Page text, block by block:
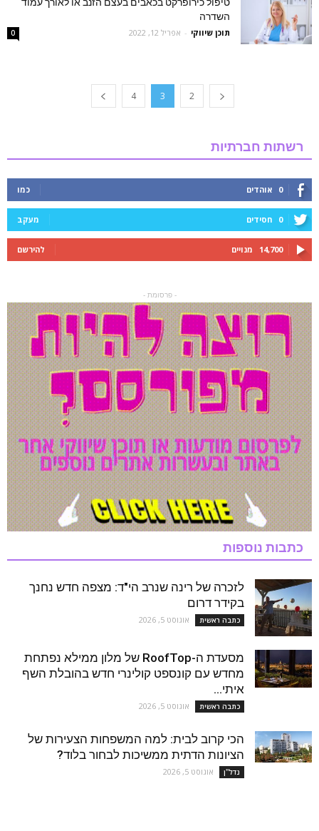
השדרה
תוכן שיווקי - אפריל 12, 2022 0
2
3
4
רשתות חברתיות
0 אוהדים כמו
0 חסידים מעקב
14,700 מנויים להירשם
- פרסומת -
כתבות נוספות
לזכרה של רינה שנרב הי"ד: מצפה חדש נחנך
בקידר דרום
כתבה ראשית אוגוסט 5, 2026
מסעדת ה-RoofTop של מלון ממילא נפתחת
מחדש עם קונספט קולינרי חדש בהובלת השף
איתי...
כתבה ראשית אוגוסט 5, 2026
הכי קרוב לבית: למה המשפחות הצעירות של
הציונות הדתית ממשיכות לבחור בלוד?
נדל''ן אוגוסט 5, 2026